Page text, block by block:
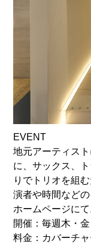
EVENT
地元アーティス
に、サックス、
りでトリオを組
演者や時間など
ホームページにて
開催：毎週木・金
料金：カバーチ